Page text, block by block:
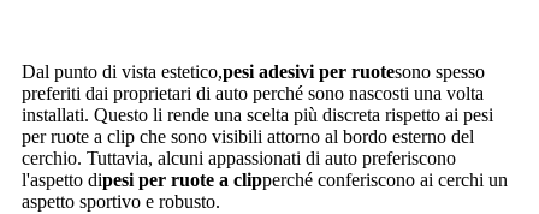
Dal punto di vista estetico,pesi adesivi per ruotesono spesso
preferiti dai proprietari di auto perché sono nascosti una volta
installati. Questo li rende una scelta più discreta rispetto ai pesi
per ruote a clip che sono visibili attorno al bordo esterno del
cerchio. Tuttavia, alcuni appassionati di auto preferiscono
l'aspetto dipesi per ruote a clipperché conferiscono ai cerchi un
aspetto sportivo e robusto.